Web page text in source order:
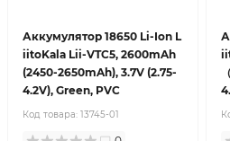
Аккумулятор 18650 Li-Ion L
iitoKala Lii-VTC5, 2600mAh
(2450-2650mAh), 3.7V (2.75-
4.2V), Green, PVC
Код товара: 13745-01